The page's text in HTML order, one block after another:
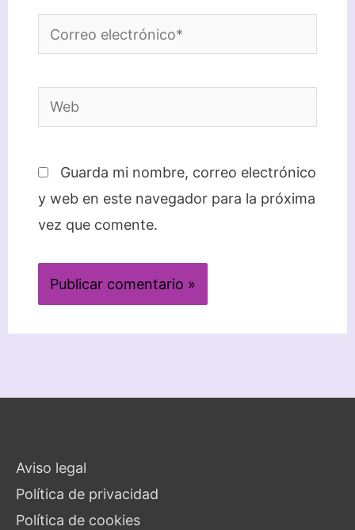
Correo
electrónico*
Web
Guarda mi nombre, correo electrónico
y web en este navegador para la próxima
vez que comente.
Aviso legal
Política de privacidad
Política de cookies